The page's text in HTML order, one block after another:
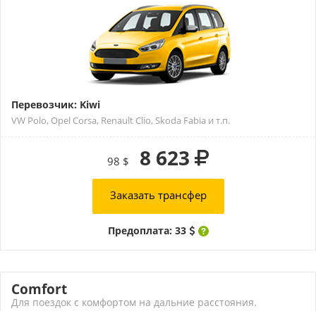
Перевозчик: Kiwi
VW Polo, Opel Corsa, Renault Clio, Skoda Fabia и т.п.
98 $ 8 623
Заказать трансфер
Предоплата: 33
Comfort
Для поездок с комфортом на дальние расстояния.